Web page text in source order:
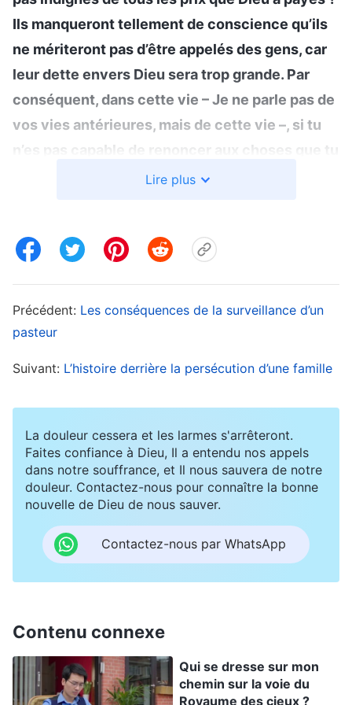
Ils manqueront tellement de conscience qu’ils
ne mériteront pas d’être appelés des gens, car
leur dette envers Dieu sera trop grande. Par
conséquent, dans cette vie – Je ne parle pas de
vos vies antérieures, mais de cette vie –, si tu
n’es pas capable de renoncer aux choses que tu
aimes ou aux choses extérieures pour le bien
renonces pas aux plaisirs de la chair au nom des
Dieu Son amour, alors tu es vraiment malfaisant
! En fait, peu importe le prix que tu paies pour
Dieu paie en ton nom, que représente la
Que représente le peu que tu souffres ? Sais-tu
à quel point Dieu a souffert ? Le peu que tu
souffres ne vaut même pas la peine d’être
mentionné comparé à ce que Dieu a souffert. En
outre, en faisant ton devoir maintenant, tu
obtiens la vérité et la vie, et à la fin, tu survivras
et entreras dans
que tu souffres et paies un prix ou non, en
réalité, tu travailles avec Dieu. Quoi que Dieu
nous demande de faire, nous écoutons les
Lire plus
Précédent: Les conséquences de la surveillance d’un
pasteur
Suivant: L’histoire derrière la persécution d’une famille
La douleur cessera et les larmes s'arrêteront.
Faites confiance à Dieu, Il a entendu nos appels
dans notre souffrance, et Il nous sauvera de notre
douleur. Contactez-nous pour connaître la bonne
nouvelle de Dieu de nous sauver.
Contactez-nous par WhatsApp
Contenu connexe
Qui se dresse sur mon
chemin sur la voie du
Royaume des cieux ?